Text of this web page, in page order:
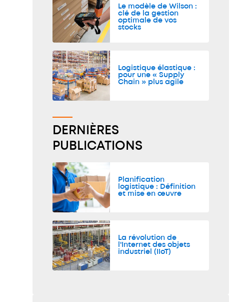
Le modèle de Wilson :
clé de la gestion
optimale de vos
stocks
Logistique élastique :
pour une « Supply
Chain » plus agile
DERNIÈRES
PUBLICATIONS
Planification
logistique : Définition
et mise en œuvre
La révolution de
l'Internet des objets
industriel (IIoT)